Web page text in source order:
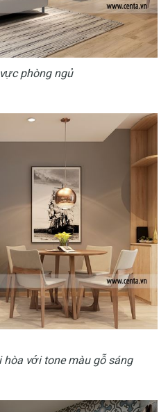
phòng ngủ
với tone màu gỗ sáng